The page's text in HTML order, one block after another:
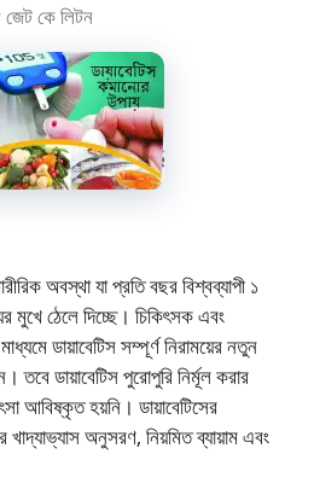
জেট কে লিটন
অবস্থা যা প্রতি বছর বিশ্বব্যাপী ১
মুখে ঠেলে দিচ্ছে। চিকিৎসক এবং
ডায়াবেটিস সম্পূর্ণ নিরাময়ের নতুন
তবে ডায়াবেটিস পুরোপুরি নির্মূল করার
আবিষ্কৃত হয়নি। ডায়াবেটিসের
খাদ্যাভ্যাস অনুসরণ, নিয়মিত ব্যায়াম এবং